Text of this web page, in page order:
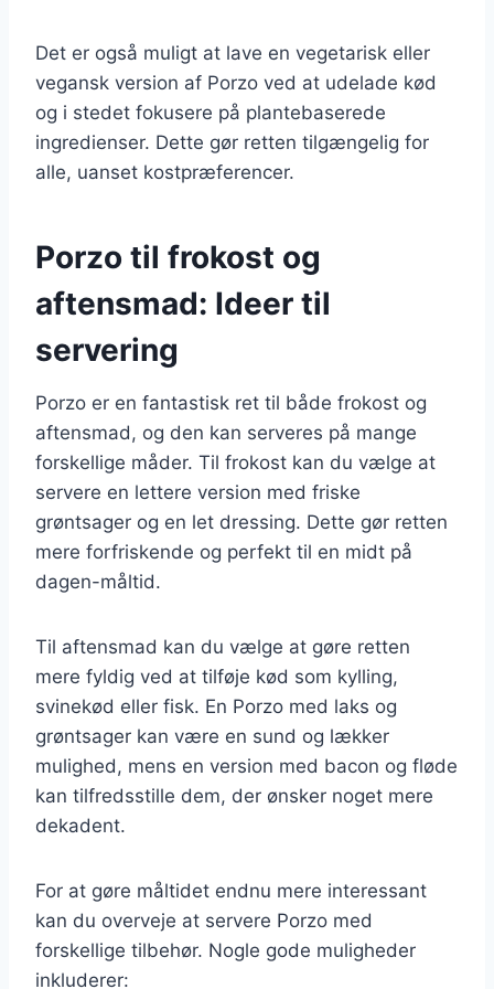
Det er også muligt at lave en vegetarisk eller
vegansk version af Porzo ved at udelade kød
og i stedet fokusere på plantebaserede
ingredienser. Dette gør retten tilgængelig for
alle, uanset kostpræferencer.
Porzo til frokost og
aftensmad: Ideer til
servering
Porzo er en fantastisk ret til både frokost og
aftensmad, og den kan serveres på mange
forskellige måder. Til frokost kan du vælge at
servere en lettere version med friske
grøntsager og en let dressing. Dette gør retten
mere forfriskende og perfekt til en midt på
dagen-måltid.
Til aftensmad kan du vælge at gøre retten
mere fyldig ved at tilføje kød som kylling,
svinekød eller fisk. En Porzo med laks og
grøntsager kan være en sund og lækker
mulighed, mens en version med bacon og fløde
kan tilfredsstille dem, der ønsker noget mere
dekadent.
For at gøre måltidet endnu mere interessant
kan du overveje at servere Porzo med
forskellige tilbehør. Nogle gode muligheder
inkluderer: